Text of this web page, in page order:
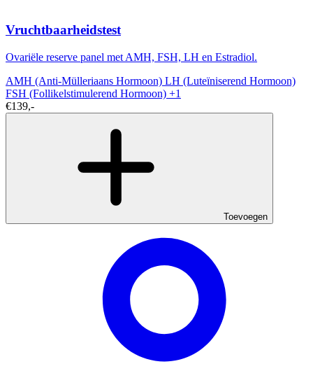
Vruchtbaarheidstest
Ovariële reserve panel met AMH, FSH, LH en Estradiol.
AMH (Anti-Mülleriaans Hormoon) LH (Luteïniserend Hormoon)
FSH (Follikelstimulerend Hormoon) +1
€139,-
Toevoegen